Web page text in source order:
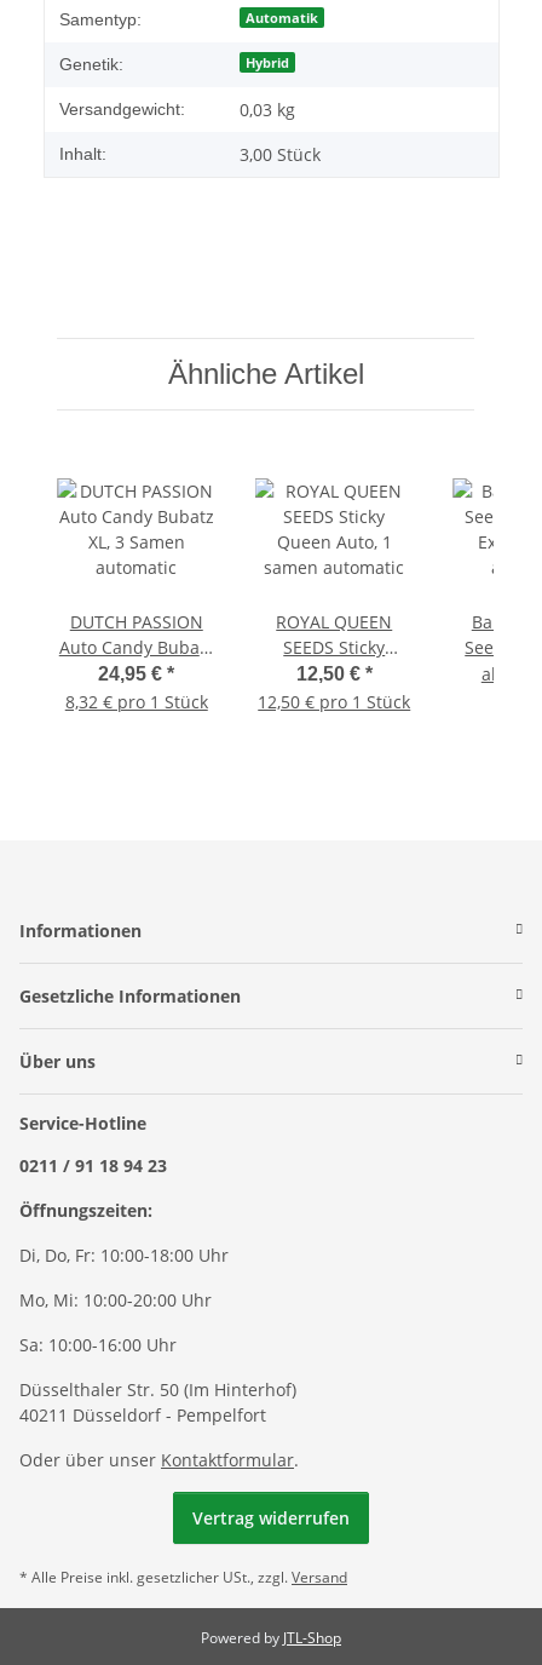
Samentyp: Automatik
Genetik: Hybrid
Versandgewicht: 0,03 kg
Inhalt: 3,00 Stück
Ähnliche Artikel
DUTCH PASSION
Auto Candy Bubatz
XL, 3 Samen
automatic
24,95 €*
8,32 € pro 1 Stück
ROYAL QUEEN
SEEDS Sticky
Queen Auto, 1
samen automatic
12,50 € *
12,50 € pro 1 Stück
Seeds
ab
Informationen
Gesetzliche Informationen
Über uns
Service-Hotline
0211 / 91 18 94 23
Öffnungszeiten:
Di, Do, Fr: 10:00-18:00 Uhr
Mo, Mi: 10:00-20:00 Uhr
Sa: 10:00-16:00 Uhr
Düsselthaler Str. 50 (Im Hinterhof)
40211 Düsseldorf - Pempelfort
Oder über unser Kontaktformular.
Vertrag widerrufen
* Alle Preise inkl. gesetzlicher USt., zzgl.Versand
Powered by JTL-Shop